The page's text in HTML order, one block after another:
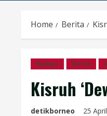
Home Berita
Budaya Berita
Kisruh
detikborneo 25